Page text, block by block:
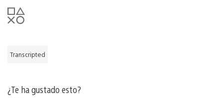
Transcripted
¿Te ha gustado esto?